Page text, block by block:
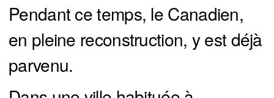
Pendant ce temps, le Canadien,
en pleine reconstruction, y est déjà
parvenu.